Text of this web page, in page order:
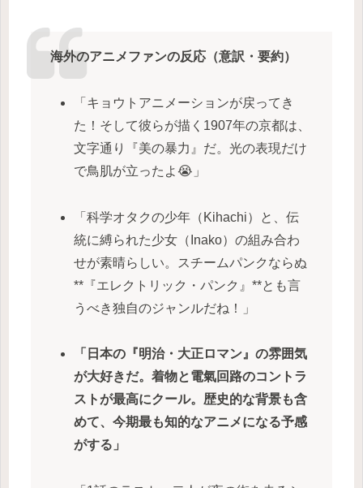
海外のアニメファンの反応（意訳・要約）
「キョウトアニメーションが戻ってき
た！そして彼らが描く1907年の京都は、
文字通り『美の暴力』だ。光の表現だけ
で鳥肌が立ったよ😭」
「科学オタクの少年（Kihachi）と、伝
統に縛られた少女（Inako）の組み合わ
せが素晴らしい。スチームパンクならぬ
**『エレクトリック・パンク』**とも言
うべき独自のジャンルだね！」
「日本の『明治・大正ロマン』の雰囲気
が大好きだ。着物と電氣回路のコントラ
ストが最高にクール。歴史的な背景も含
めて、今期最も知的なアニメになる予感
がする」